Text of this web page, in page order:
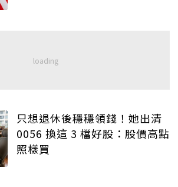
只想退休後穩穩領錢！她出清
0056 換這 3 檔好股：股價高點
照樣買